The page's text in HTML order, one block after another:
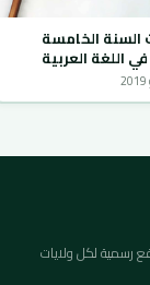
السنة الخامسة
اللغة العربية
رسمية لكل ولايات